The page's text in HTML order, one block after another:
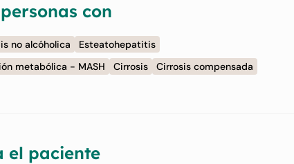
con
no alcóholica
Esteatohepatitis
metabólica - MASH
Cirrosis Cirrosis compensada
el paciente